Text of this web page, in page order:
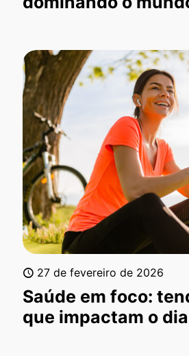
27 de fevereiro de 2026
Saúde em foco:
que impactam o